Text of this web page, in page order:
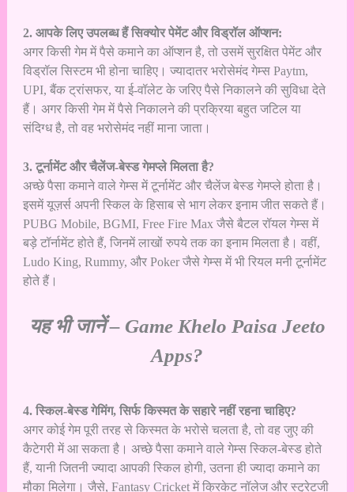
2. आपके लिए उपलब्ध हैं सिक्योर पेमेंट और विड्रॉल ऑप्शन:
अगर किसी गेम में पैसे कमाने का ऑप्शन है, तो उसमें सुरक्षित पेमेंट और
विड्रॉल सिस्टम भी होना चाहिए। ज्यादातर भरोसेमंद गेम्स Paytm,
UPI, बैंक ट्रांसफर, या ई-वॉलेट के जरिए पैसे निकालने की सुविधा देते
हैं। अगर किसी गेम में पैसे निकालने की प्रक्रिया बहुत जटिल या
संदिग्ध है, तो वह भरोसेमंद नहीं माना जाता।
3. टूर्नामेंट और चैलेंज-बेस्ड गेमप्ले मिलता है?
अच्छे पैसा कमाने वाले गेम्स में टूर्नामेंट और चैलेंज बेस्ड गेमप्ले होता है।
इसमें यूज़र्स अपनी स्किल के हिसाब से भाग लेकर इनाम जीत सकते हैं।
PUBG Mobile, BGMI, Free Fire Max जैसे बैटल रॉयल गेम्स में
बड़े टॉर्नामेंट होते हैं, जिनमें लाखों रुपये तक का इनाम मिलता है। वहीं,
Ludo King, Rummy, और Poker जैसे गेम्स में भी रियल मनी टूर्नामेंट
होते हैं।
यह भी जानें – Game Khelo Paisa Jeeto
Apps?
4. स्किल-बेस्ड गेमिंग, सिर्फ किस्मत के सहारे नहीं रहना चाहिए?
अगर कोई गेम पूरी तरह से किस्मत के भरोसे चलता है, तो वह जुए की
कैटेगरी में आ सकता है। अच्छे पैसा कमाने वाले गेम्स स्किल-बेस्ड होते
हैं, यानी जितनी ज्यादा आपकी स्किल होगी, उतना ही ज्यादा कमाने का
मौका मिलेगा। जैसे, Fantasy Cricket में क्रिकेट नॉलेज और स्ट्रेटजी